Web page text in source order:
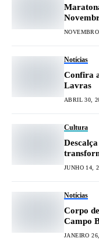
Notícias
Confira
Lavras
ABRIL 30,
Cultura
JUNHO 14,
Notícias
Corpo
Campo
JANEIRO